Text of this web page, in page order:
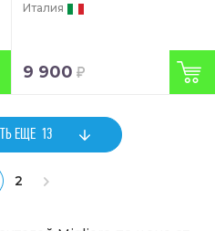
Италия
9 900
ЕЩЕ 13
2